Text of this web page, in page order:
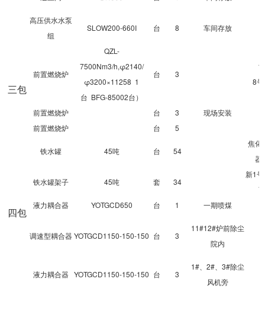
高压供水水泵
组
SLOW200-660I 台 8 车间存放
三包
前置燃烧炉
QZL-
7500Nm3/h,φ2140/
φ3200×11258 1
台 BFG-85002台）
台 3
1
8
前置燃烧炉 台 3
现场安装
前置燃烧炉
台 5
四包
铁水罐 45吨 台 54
焦化
器
铁水罐架子 45吨 套 34
新1
液力耦合器
YOTGCD650 台 1 一期喷煤
调速型耦合器YOTGCD1150-150-150 台 3
11#12#炉前除尘
院内
液力耦合器 YOTGCD1150-150-150 台 3
1#、2#、3#除尘
风机旁